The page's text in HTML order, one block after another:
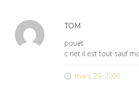
TOM
pouet
c net il est tout sauf
mars 29, 2006